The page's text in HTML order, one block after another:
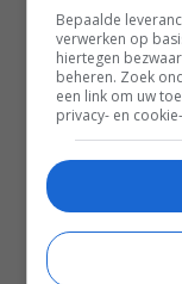
Recepten
Leefstijl
Reizen
Shop
Shop
Samenwerken
Bepaalde
verwerken op
hiertegen
beheren. Zoek
een link om uw
privacy- en